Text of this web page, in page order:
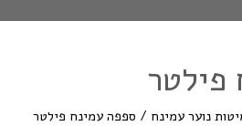
פילטר
נוער עמינח / ספפה עמינח פילטר